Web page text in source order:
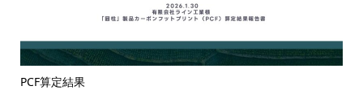
PCF算定結果